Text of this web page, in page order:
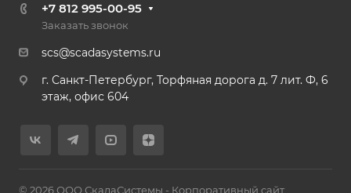
+7 812 995-00-95
Заказать звонок
scs@scadasystems.ru
г. Санкт-Петербург, Торфяная дорога д. 7 лит. Ф, 6
этаж, офис 604
© 2026 ООО СкадаСистемы - Корпоративный сайт